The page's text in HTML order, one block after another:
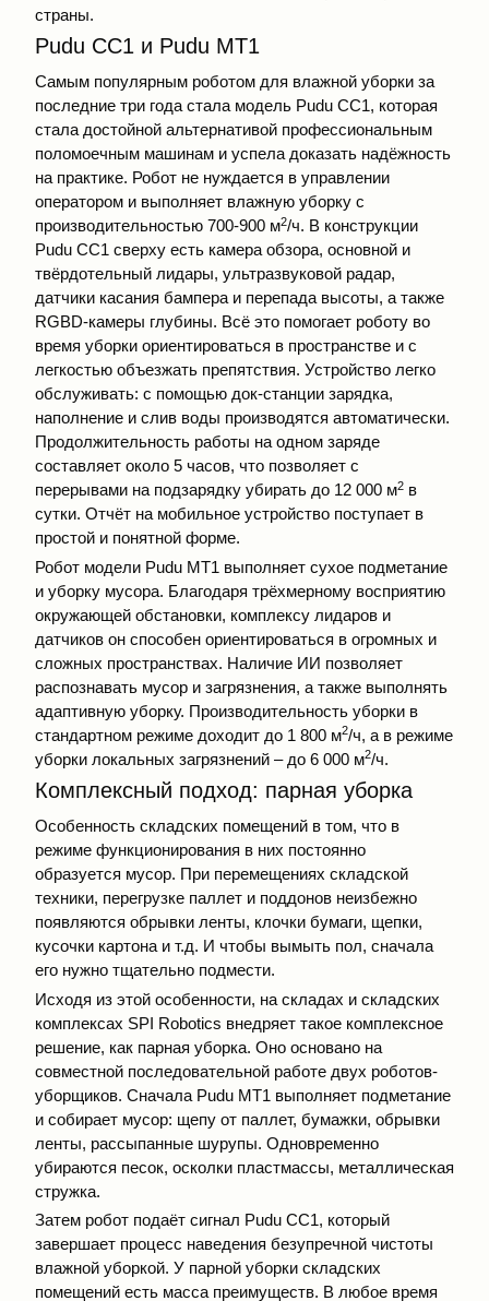
страны.
Pudu СС1 и Pudu МТ1
Самым популярным роботом для влажной уборки за
последние три года стала модель Pudu СС1, которая
стала достойной альтернативой профессиональным
поломоечным машинам и успела доказать надёжность
на практике. Робот не нуждается в управлении
оператором и выполняет влажную уборку с
производительностью 700-900 м2/ч. В конструкции
Pudu CC1 сверху есть камера обзора, основной и
твёрдотельный лидары, ультразвуковой радар,
датчики касания бампера и перепада высоты, а также
RGBD-камеры глубины. Всё это помогает роботу во
время уборки ориентироваться в пространстве и с
легкостью объезжать препятствия. Устройство легко
обслуживать: с помощью док-станции зарядка,
наполнение и слив воды производятся автоматически.
Продолжительность работы на одном заряде
составляет около 5 часов, что позволяет с
перерывами на подзарядку убирать до 12 000 м2 в
сутки. Отчёт на мобильное устройство поступает в
простой и понятной форме.
Робот модели Pudu MT1 выполняет сухое подметание
и уборку мусора. Благодаря трёхмерному восприятию
окружающей обстановки, комплексу лидаров и
датчиков он способен ориентироваться в огромных и
сложных пространствах. Наличие ИИ позволяет
распознавать мусор и загрязнения, а также выполнять
адаптивную уборку. Производительность уборки в
стандартном режиме доходит до 1 800 м2/ч, а в режиме
уборки локальных загрязнений – до 6 000 м2/ч.
Комплексный подход: парная уборка
Особенность складских помещений в том, что в
режиме функционирования в них постоянно
образуется мусор. При перемещениях складской
техники, перегрузке паллет и поддонов неизбежно
появляются обрывки ленты, клочки бумаги, щепки,
кусочки картона и т.д. И чтобы вымыть пол, сначала
его нужно тщательно подмести.
Исходя из этой особенности, на складах и складских
комплексах SPI Robotics внедряет такое комплексное
решение, как парная уборка. Оно основано на
совместной последовательной работе двух роботов-
уборщиков. Сначала Pudu МТ1 выполняет подметание
и собирает мусор: щепу от паллет, бумажки, обрывки
ленты, рассыпанные шурупы. Одновременно
убираются песок, осколки пластмассы, металлическая
стружка.
Затем робот подаёт сигнал Pudu СС1, который
завершает процесс наведения безупречной чистоты
влажной уборкой. У парной уборки складских
помещений есть масса преимуществ. В любое время